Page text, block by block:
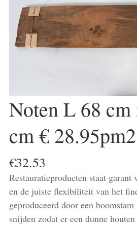
Noten L 68
cm € 28.95pm2
€32.53
Restauratieproducten staat
en de juiste flexibiliteit van het
geproduceerd door een
snijden zodat er een dunne